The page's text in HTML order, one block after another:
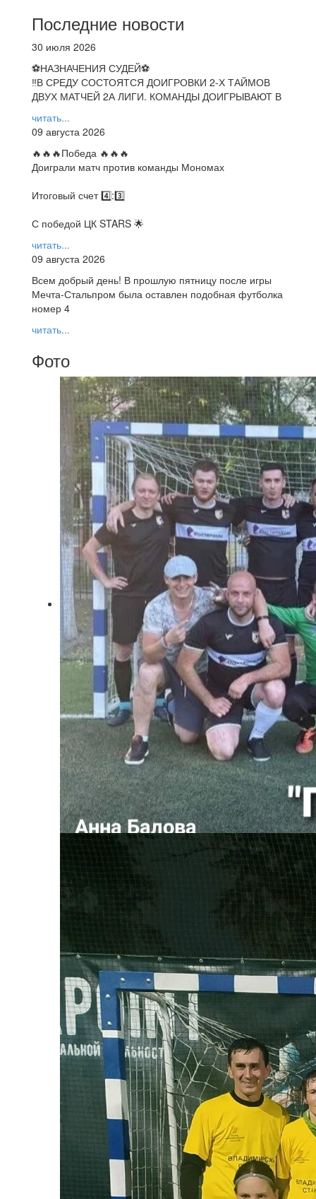
Последние новости
30 июля 2026
⚽НАЗНАЧЕНИЯ СУДЕЙ⚽
‼В СРЕДУ СОСТОЯТСЯ ДОИГРОВКИ 2-Х ТАЙМОВ
ДВУХ МАТЧЕЙ 2А ЛИГИ. КОМАНДЫ ДОИГРЫВАЮТ В
читать...
09 августа 2026
🔥🔥🔥Победа 🔥🔥🔥
Доиграли матч против команды Мономах
Итоговый счет 4️⃣:3️⃣
С победой ЦК STARS 🌟
читать...
09 августа 2026
Всем добрый день! В прошлую пятницу после игры
Мечта-Стальпром была оставлен подобная футболка
номер 4
читать...
Фото